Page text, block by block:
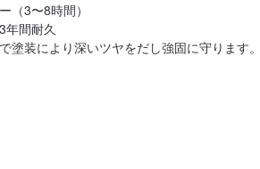
（3〜8時間）
間耐久
塗装により深いツヤをだし強固に守ります